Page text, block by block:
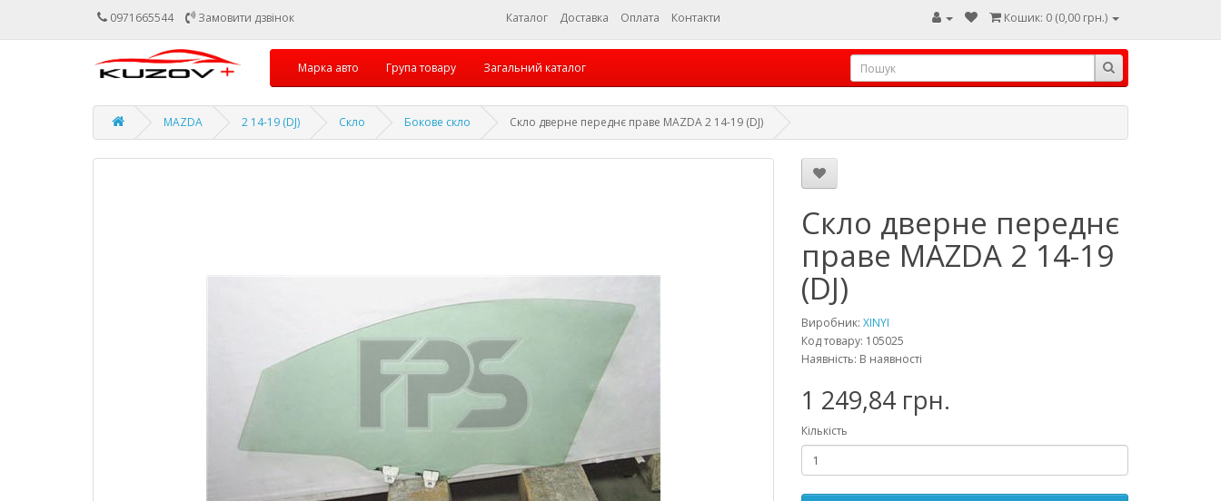
0971665544 Замовити дзвінок Каталог Доставка Оплата Контакти Кошик: 0 (0,00 грн.)
Марка авто Група товару Загальний каталог
MAZDA 2 14-19 (DJ) Скло Бокове скло Скло дверне переднє праве MAZDA 2 14-19 (DJ)
Скло дверне переднє
праве MAZDA 2 14-19
(DJ)
Виробник: XINYI
Код товару: 105025
Наявність: В наявності
1 249,84 грн.
Кількість